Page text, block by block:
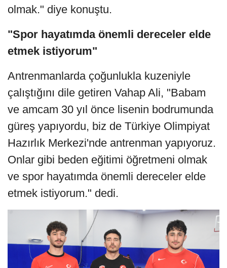
olmak." diye konuştu.
"Spor hayatımda önemli dereceler elde
etmek istiyorum"
Antrenmanlarda çoğunlukla kuzeniyle
çalıştığını dile getiren Vahap Ali, "Babam
ve amcam 30 yıl önce lisenin bodrumunda
güreş yapıyordu, biz de Türkiye Olimpiyat
Hazırlık Merkezi'nde antrenman yapıyoruz.
Onlar gibi beden eğitimi öğretmeni olmak
ve spor hayatımda önemli dereceler elde
etmek istiyorum." dedi.